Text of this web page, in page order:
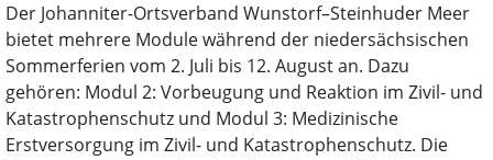
Der Johanniter-Ortsverband Wunstorf–Steinhuder Meer
bietet mehrere Module während der niedersächsischen
Sommerferien vom 2. Juli bis 12. August an. Dazu
gehören: Modul 2: Vorbeugung und Reaktion im Zivil- und
Katastrophenschutz und Modul 3: Medizinische
Erstversorgung im Zivil- und Katastrophenschutz. Die